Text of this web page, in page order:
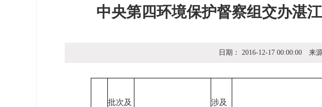
中央第四环境保护督察组交办湛
日期： 2016-12-17 00:00:00 来
批次及 涉及